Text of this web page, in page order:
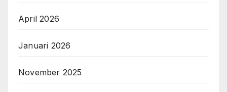
April 2026
Januari 2026
November 2025